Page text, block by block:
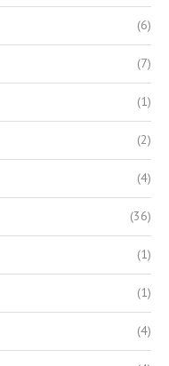
(6)
(7)
(1)
(2)
(4)
(36)
(1)
(1)
(4)